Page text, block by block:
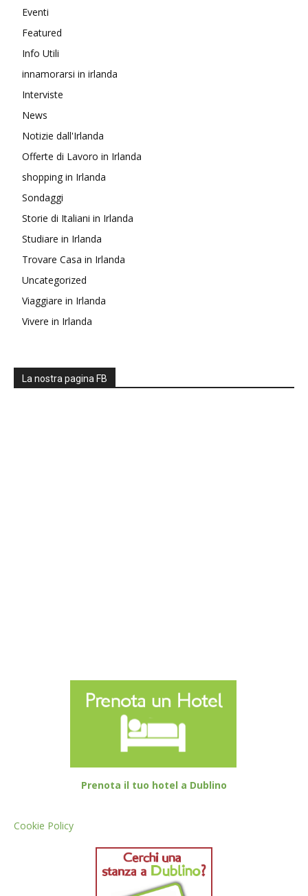
Eventi
Featured
Info Utili
innamorarsi in irlanda
Interviste
News
Notizie dall'Irlanda
Offerte di Lavoro in Irlanda
shopping in Irlanda
Sondaggi
Storie di Italiani in Irlanda
Studiare in Irlanda
Trovare Casa in Irlanda
Uncategorized
Viaggiare in Irlanda
Vivere in Irlanda
La nostra pagina FB
Prenota il tuo hotel a Dublino
Cookie Policy